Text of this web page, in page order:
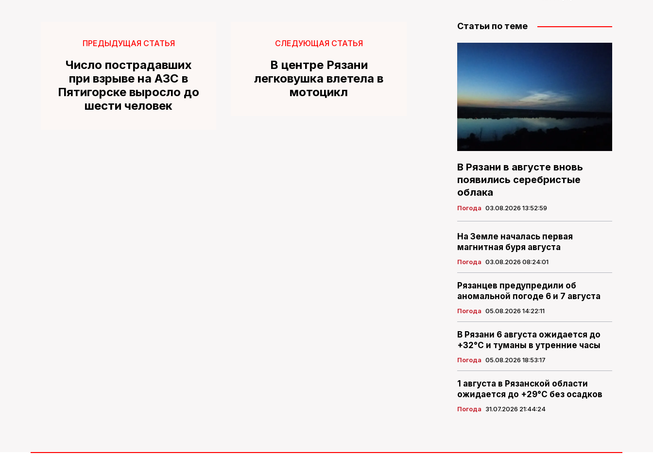
ПРЕДЫДУЩАЯ СТАТЬЯ
Число пострадавших
при взрыве на АЗС в
Пятигорске выросло до
шести человек
СЛЕДУЮЩАЯ СТАТЬЯ
В центре Рязани
легковушка влетела в
мотоцикл
Статьи по теме
В Рязани в августе вновь
появились серебристые
облака
Погода 03.08.2026 13:52:59
На Земле началась первая
магнитная буря августа
Погода 03.08.2026 08:24:01
Рязанцев предупредили об
аномальной погоде 6 и 7 августа
Погода 05.08.2026 14:22:11
В Рязани 6 августа ожидается до
+32°С и туманы в утренние часы
Погода 05.08.2026 18:53:17
1 августа в Рязанской области
ожидается до +29°С без осадков
Погода 31.07.2026 21:44:24